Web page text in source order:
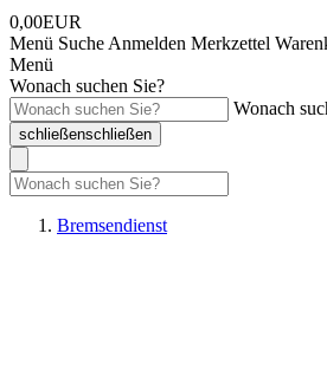
0,00EUR
Menü Suche Anmelden Merkzettel
Menü
Wonach suchen Sie?
Wonach
schließenschließen
Bremsendienst